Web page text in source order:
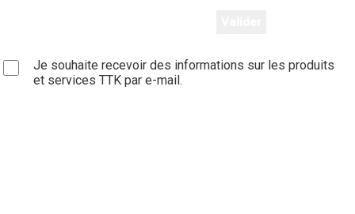
Je souhaite recevoir des informations sur les produits
et services TTK par e-mail.